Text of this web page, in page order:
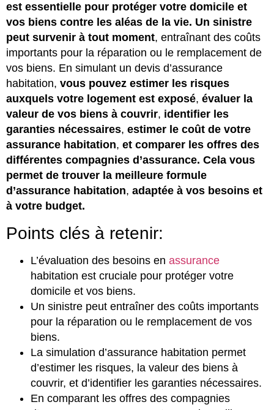
est essentielle pour protéger votre domicile et
vos biens contre les aléas de la vie. Un sinistre
peut survenir à tout moment, entraînant des coûts
importants pour la réparation ou le remplacement de
vos biens. En simulant un devis d’assurance
habitation, vous pouvez estimer les risques
auxquels votre logement est exposé, évaluer la
valeur de vos biens à couvrir, identifier les
garanties nécessaires, estimer le coût de votre
assurance habitation, et comparer les offres des
différentes compagnies d’assurance. Cela vous
permet de trouver la meilleure formule
d’assurance habitation, adaptée à vos besoins et
à votre budget.
Points clés à retenir:
L’évaluation des besoins en assurance
habitation est cruciale pour protéger votre
domicile et vos biens.
Un sinistre peut entraîner des coûts importants
pour la réparation ou le remplacement de vos
biens.
La simulation d’assurance habitation permet
d’estimer les risques, la valeur des biens à
couvrir, et d’identifier les garanties nécessaires.
En comparant les offres des compagnies